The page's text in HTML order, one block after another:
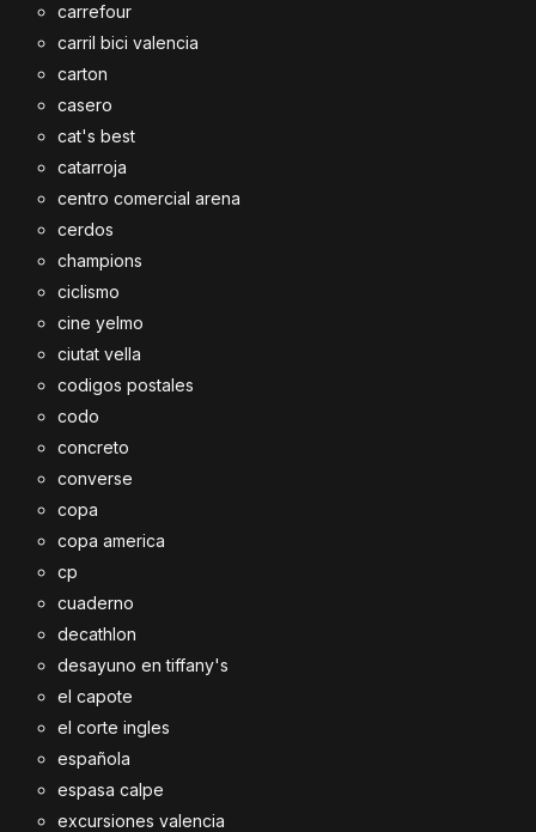
carrefour
carril bici valencia
carton
casero
cat's best
catarroja
centro comercial arena
cerdos
champions
ciclismo
cine yelmo
ciutat vella
codigos postales
codo
concreto
converse
copa
copa america
cp
cuaderno
decathlon
desayuno en tiffany's
el capote
el corte ingles
española
espasa calpe
excursiones valencia